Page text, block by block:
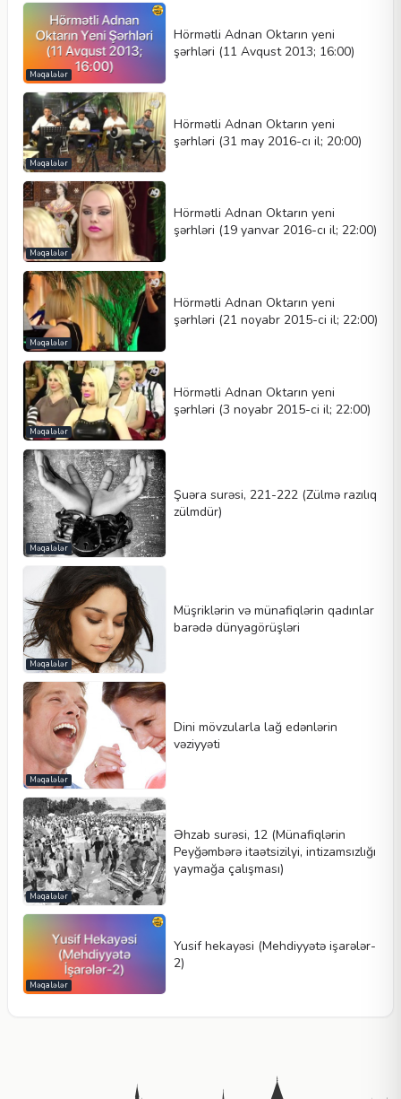
Məqalələr
Hörmətli Adnan Oktarın yeni
şərhləri (11 Avqust 2013; 16:00)
Məqalələr
Hörmətli Adnan Oktarın yeni
şərhləri (31 may 2016-cı il; 20:00)
Məqalələr
Hörmətli Adnan Oktarın yeni
şərhləri (19 yanvar 2016-cı il; 22:00)
Məqalələr
Hörmətli Adnan Oktarın yeni
şərhləri (21 noyabr 2015-ci il; 22:00)
Məqalələr
Hörmətli Adnan Oktarın yeni
şərhləri (3 noyabr 2015-ci il; 22:00)
Məqalələr
Şuəra surəsi, 221-222 (Zülmə razılıq
zülmdür)
Məqalələr
Müşriklərin və münafiqlərin qadınlar
barədə dünyagörüşləri
Məqalələr
Dini mövzularla lağ edənlərin
vəziyyəti
Məqalələr
Əhzab surəsi, 12 (Münafiqlərin
Peyğəmbərə itaətsizilyi, intizamsızlığı
yaymağa çalışması)
Məqalələr
Yusif hekayəsi (Mehdiyyətə işarələr-
2)